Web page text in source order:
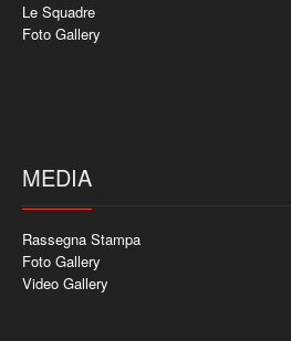
Le Squadre
Foto Gallery
MEDIA
Rassegna Stampa
Foto Gallery
Video Gallery